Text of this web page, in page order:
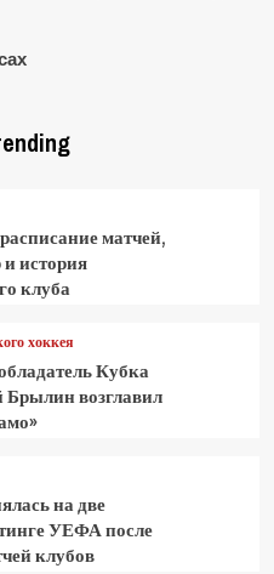
матчей,
история
клуба
хоккея
Кубка
Брылин возглавил
на две
УЕФА после
клубов